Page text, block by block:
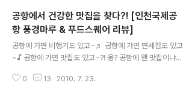
로그를 준비했습니다. 바로 제빵의 달인, 미애님의 블로그
인데요. 드라마 속 발효빵이 궁금했던 분들이라면 그아먈
로 최고의 블로그가 아닐 수 없을듯 합니다~ 보기만해도
입안에 침이 가득 고이는 것마저 드라마와 닮아있는 미애
님의 제빵블로그를 소개합니다~ 미애’s Diary 발효 빵의
소박함을 닮았어요! blog.naver.com/kim06166 ‘미
공항에서 건강한 맛집을 찾다?! [인천국제공
항 풍경마루 & 푸드스퀘어 리뷰]
공항에 가면 비행기도 있고~♬ 공항에 가면 면세점도 있고
~♪ 공항에 가면 맛집도 있고~?! 웅? 공항에 왠 맛집이냐구
식점이 다 그렇지, 비싸기만 하지 않을까?' "원래 터미널이
0 13 2010. 7. 23.